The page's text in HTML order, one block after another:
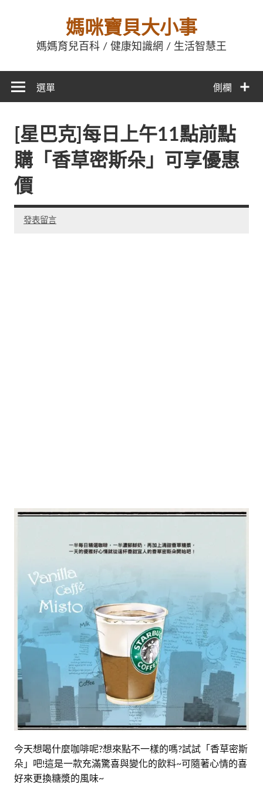
媽咪寶貝大小事
媽媽育兒百科 / 健康知識網 / 生活智慧王
側欄
選單
[星巴克]每日上午11點前點
購「香草密斯朵」可享優惠
價
發表留言
今天想喝什麼咖啡呢?想來點不一樣的嗎?試試「香草密斯
朵」吧!這是一款充滿驚喜與變化的飲料~可隨著心情的喜
好來更換糖漿的風味~